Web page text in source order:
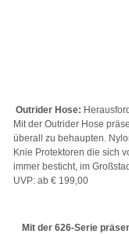
Outrider Hose:
Mit der Outrider Hose
überall zu behaupten.
Knie Protektoren die sich
immer besticht, im
UVP: ab € 199,00
Mit der 626-Serie